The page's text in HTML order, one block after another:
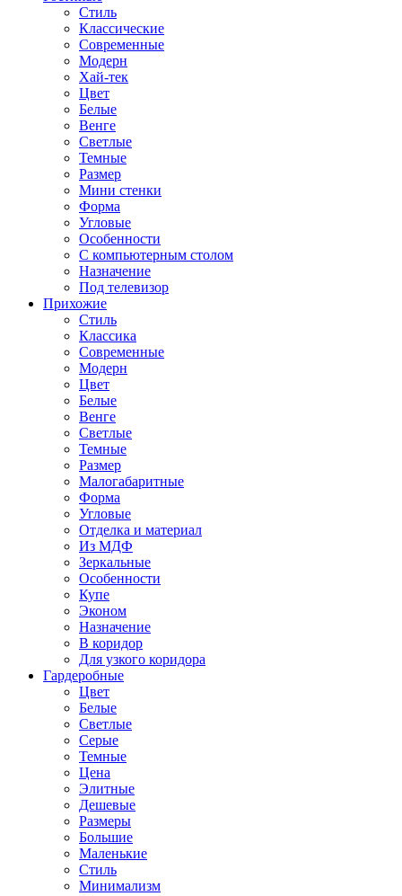
Стиль
Классические
Современные
Модерн
Хай-тек
Цвет
Белые
Венге
Светлые
Темные
Размер
Мини стенки
Форма
Угловые
Особенности
С компьютерным столом
Назначение
Под телевизор
Прихожие
Стиль
Классика
Современные
Модерн
Цвет
Белые
Венге
Светлые
Темные
Размер
Малогабаритные
Форма
Угловые
Отделка и материал
Из МДФ
Зеркальные
Особенности
Купе
Эконом
Назначение
В коридор
Для узкого коридора
Гардеробные
Цвет
Белые
Светлые
Серые
Темные
Цена
Элитные
Дешевые
Размеры
Большие
Маленькие
Стиль
Минимализм